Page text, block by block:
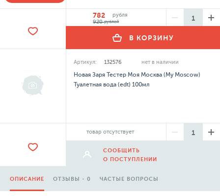
782
рубля
920рублей
В КОРЗИНУ
Артикул: 132576 нет в наличии
Новая Заря Тестер Моя Москва (My Moscow)
Туалетная вода (edt) 100мл
товар отсутствует
СООБЩИТЬ
О ПОСТУПЛЕНИИ
ОПИСАНИЕ ОТЗЫВЫ - 0 ЧАСТЫЕ ВОПРОСЫ